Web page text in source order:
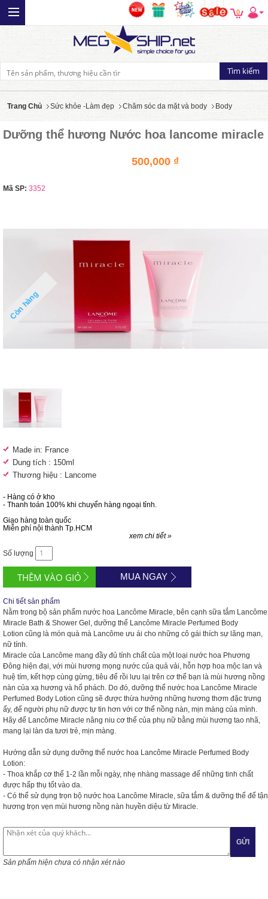
0
Trang Chủ Sức khỏe -Làm đẹp Chăm sóc da mặt và body Body
Dưỡng thể hương Nước hoa lancome miracle
500,000 ₫
Mã SP: 3352
Còn hàng
Made in: France
Dung tích : 150ml
Thương hiệu : Lancome
- Hàng có ở kho
- Thanh toán 100% khi chuyển hàng ngoại tỉnh.
Giao hàng toàn quốc
Miễn phí nội thành Tp.HCM
xem chi tiết »
Số lượng
MUA NGAY
Chi tiết sản phẩm
Nằm trong bộ sản phẩm nước hoa Lancôme Miracle, bên cạnh sữa tắm Lancôme
Miracle Bath & Shower Gel , dưỡng thể Lancôme Miracle Perfumed Body
Lotion cũng là món quà mà Lancôme ưu ái cho những cô gái thích sự lãng mạn,
nữ tính.
Miracle của Lancôme mang đầy đủ tính chất của một loại nước hoa Phương
Đông hiện đại, với mùi hương mọng nước của quả vải, hỗn hợp hoa mộc lan và
huệ tím, kết hợp cùng gừng, tiêu để rồi lưu lại trên cơ thể bạn là mùi hương nồng
nàn của xạ hương và hổ phách. Do đó, dưỡng thể nước hoa Lancôme Miracle
Perfumed Body Lotion cũng sẽ được thừa hưởng những hương thơm đặc trưng
ấy, để người phụ nữ được tự tin hơn với cơ thể nồng nàn, mịn màng của mình.
Hãy để Lancôme Miracle nâng niu cơ thể của phụ nữ bằng mùi hương tao nhã,
mang lại làn da tươi trẻ, mịn màng.
Hướng dẫn sử dụng dưỡng thể nước hoa Lancôme Miracle Perfumed Body
Lotion:
- Thoa khắp cơ thể 1-2 lần mỗi ngày, nhẹ nhàng massage để những tinh chất
được hấp thụ tốt vào da.
- Có thể sử dụng trọn bộ nước hoa Lancôme Miracle, sữa tắm & dưỡng thể để tận
hương trọn vẹn mùi hương nồng nàn huyền diệu từ Miracle.
GỬI
Sản phẩm hiện chưa có nhận xét nào